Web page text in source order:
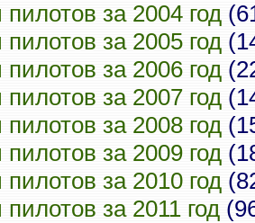
за 2004 год
за 2005 год
за 2006 год
за 2007 год
за 2008 год
за 2009 год
за 2010 год
за 2011 год